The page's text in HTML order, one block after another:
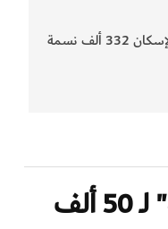
مطورو دبي العقاريين يسابقون الزمن لإسكان 332 ألف نسمة
وجبة ساخنة "ذكية" لـ 50 ألف